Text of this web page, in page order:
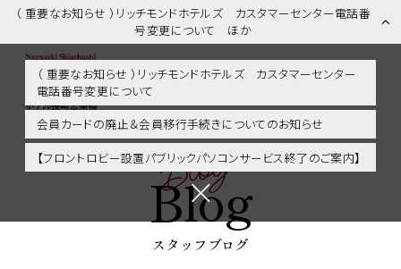
（ 重要なお知らせ ）リッチモンドホテルズ カスタマーセンター電話番
号変更について ほか
（ 重要なお知らせ ）リッチモンドホテルズ カスタマーセンター
電話番号変更について
会員カードの廃止＆会員移行手続きについてのお知らせ
【フロントロビー設置パブリックパソコンサービス終了のご案内】
スタッフブログ | 長崎市内・観光・グルメに好アクセス！リッチモンド
ホテル長崎思案橋
Blog
Blog
スタッフブログ